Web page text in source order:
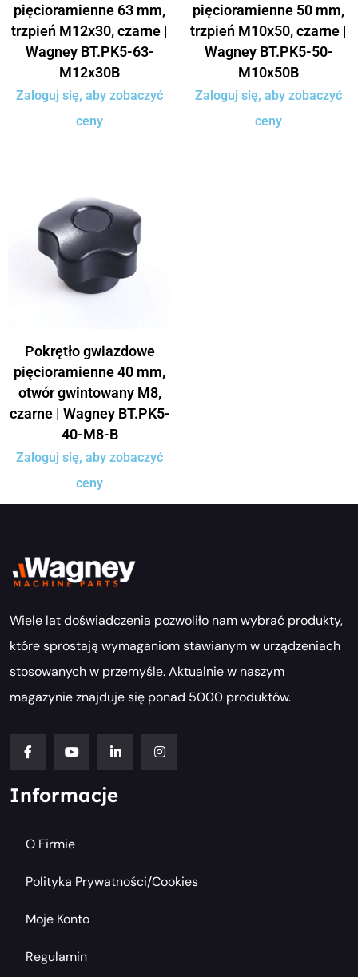
pięcioramienne 63 mm,
trzpień M12x30, czarne |
Wagney BT.PK5-63-
M12x30B
Zaloguj się, aby zobaczyć
ceny
pięcioramienne 50 mm,
trzpień M10x50, czarne |
Wagney BT.PK5-50-
M10x50B
Zaloguj się, aby zobaczyć
ceny
Pokrętło gwiazdowe
pięcioramienne 40 mm,
otwór gwintowany M8,
czarne | Wagney BT.PK5-
40-M8-B
Zaloguj się, aby zobaczyć
ceny
Wiele lat doświadczenia pozwoliło nam wybrać produkty,
które sprostają wymaganiom stawianym w urządzeniach
stosowanych w przemyśle. Aktualnie w naszym
magazynie znajduje się ponad 5000 produktów.
Informacje
O Firmie
Polityka Prywatności/cookies
Moje Konto
Regulamin